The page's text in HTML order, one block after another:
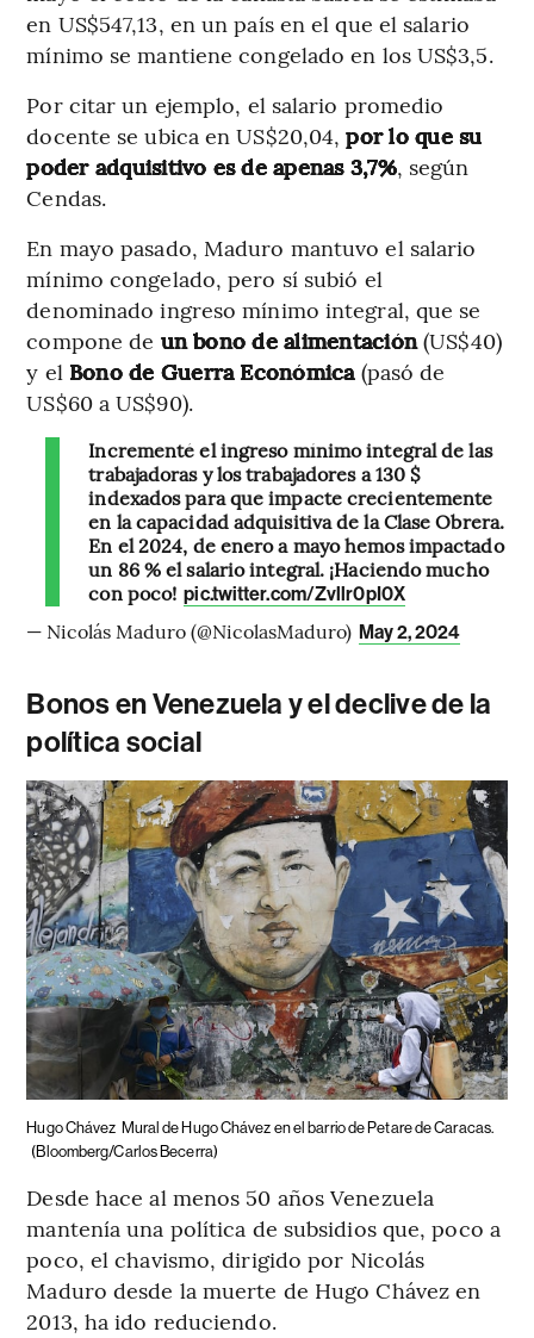
en US$547,13, en un país en el que el salario
mínimo se mantiene congelado en los US$3,5.
Por citar un ejemplo, el salario promedio
docente se ubica en US$20,04,por lo que su
poder adquisitivo es de apenas 3,7%, según
Cendas.
En mayo pasado, Maduro mantuvo el salario
mínimo congelado, pero sí subió el
denominado ingreso mínimo integral, que se
compone de un bono de alimentación(US$40)
y el Bono de Guerra Económica(pasó de
US$60 a US$90).
Incrementé el ingreso mínimo integral de las
trabajadoras y los trabajadores a 130 $
indexados para que impacte crecientemente
en la capacidad adquisitiva de la Clase Obrera.
En el 2024, de enero a mayo hemos impactado
un 86 % el salario integral. ¡Haciendo mucho
con poco! pic.twitter.com/Zvllr0pI0X
— Nicolás Maduro (@NicolasMaduro) May 2, 2024
Bonos en Venezuela y el declive de la
política social
Hugo Chávez Mural de Hugo Chávez en el barrio de Petare de Caracas.
(Bloomberg/Carlos Becerra)
Desde hace al menos 50 años Venezuela
mantenía una política de subsidios que, poco a
poco, el chavismo, dirigido por Nicolás
Maduro desde la muerte de Hugo Chávez en
2013, ha ido reduciendo.